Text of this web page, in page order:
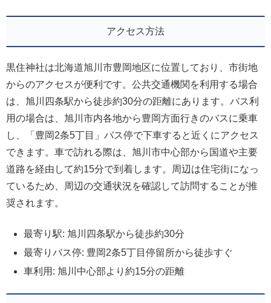
アクセス方法
黒住神社は北海道旭川市豊岡地区に位置しており、市街地
からのアクセスが便利です。公共交通機関を利用する場合
は、旭川四条駅から徒歩約30分の距離にあります。バス利
用の場合は、旭川市内各地から豊岡方面行きのバスに乗車
し、「豊岡2条5丁目」バス停で下車すると近くにアクセス
できます。車で訪れる際は、旭川市中心部から国道や主要
道路を経由して約15分で到着します。周辺は住宅街になっ
ているため、周辺の交通状況を確認して訪問することが推
奨されます。
最寄り駅: 旭川四条駅から徒歩約30分
最寄りバス停: 豊岡2条5丁目停留所から徒歩すぐ
車利用: 旭川中心部より約15分の距離